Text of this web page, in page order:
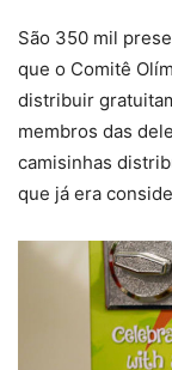
São 350 mil
que o Comitê
distribuir
membros das
camisinhas
que já era